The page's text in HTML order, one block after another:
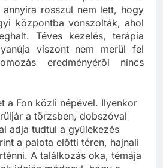
különféle porokkal és
annyira rosszul nem lett, hogy
központba vonszolták, ahol
Téves kezelés, terápia
viszont nem merül fel
eredményéről nincs
a Fon közli népével. Ilyenkor
a törzsben, dobszóval
adja tudtul a gyülekezés
a palota előtti téren, hajnali